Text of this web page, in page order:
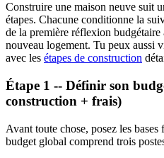
Construire une maison neuve suit
étapes. Chacune conditionne la
de la première réflexion
nouveau logement. Tu peux aussi
avec les étapes de construction
Étape 1 -- Définir son
construction + frais)
Avant toute chose, posez les
budget global comprend trois